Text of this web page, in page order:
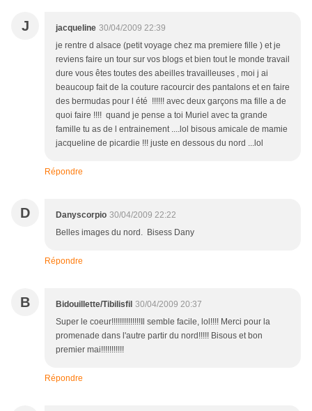
J jacqueline 30/04/2009 22:39
je rentre d alsace (petit voyage chez ma premiere fille ) et je
reviens faire un tour sur vos blogs et bien tout le monde travail
dure vous êtes toutes des abeilles travailleuses , moi j ai
beaucoup fait de la couture racourcir des pantalons et en faire
des bermudas pour l été !!!!!! avec deux garçons ma fille a de
quoi faire !!!! quand je pense a toi Muriel avec ta grande
famille tu as de l entrainement ....lol bisous amicale de mamie
jacqueline de picardie !!! juste en dessous du nord ...lol
Répondre
D Danyscorpio 30/04/2009 22:22
Belles images du nord. Bisess Dany
Répondre
B Bidouillette/Tibilisfil 30/04/2009 20:37
Super le coeur!!!!!!!!!!!!!!Il semble facile, lol!!!! Merci pour la
promenade dans l'autre partir du nord!!!!! Bisous et bon
premier mai!!!!!!!!!!!
Répondre